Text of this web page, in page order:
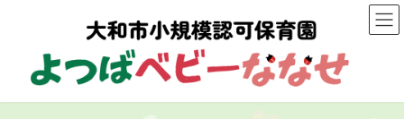
ス
ン